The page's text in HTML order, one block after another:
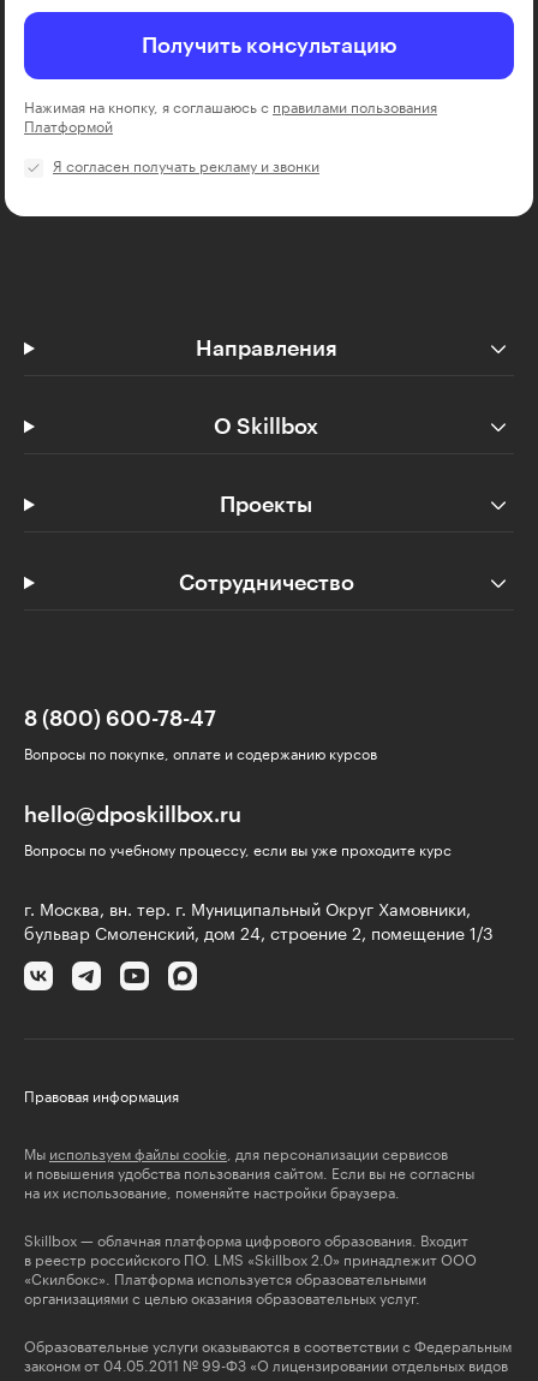
Получить консультацию
Нажимая на кнопку, я соглашаюсь с правилами пользования
Платформой
Я согласен получать рекламу и звонки
Направления
О Skillbox
Проекты
Сотрудничество
8 (800) 600-78-47
Вопросы по покупке, оплате и содержанию курсов
hello@dposkillbox.ru
Вопросы по учебному процессу, если вы уже проходите курс
г. Москва, вн. тер. г. Муниципальный Округ Хамовники,
бульвар Смоленский, дом 24, строение 2, помещение 1/3
Правовая информация
Мы используем файлы cookie , для персонализации сервисов
и повышения удобства пользования сайтом. Если вы не согласны
на их использование, поменяйте настройки браузера.
Skillbox — облачная платформа цифрового образования. Входит
в реестр российского ПО. LMS «Skillbox 2.0» принадлежит ООО
«Скилбокс». Платформа используется образовательными
организациями с целью оказания образовательных услуг.
Образовательные услуги оказываются в соответствии с Федеральным
законом от 04.05.2011 № 99-ФЗ «О лицензировании отдельных видов